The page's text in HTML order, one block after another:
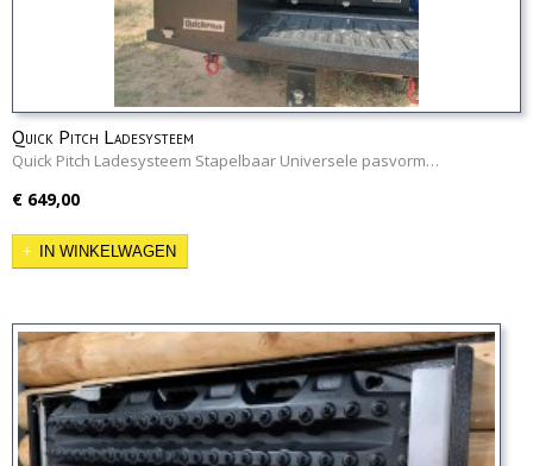
Quick Pitch Ladesysteem
Quick Pitch Ladesysteem Stapelbaar Universele pasvorm…
€ 649,00
IN WINKELWAGEN